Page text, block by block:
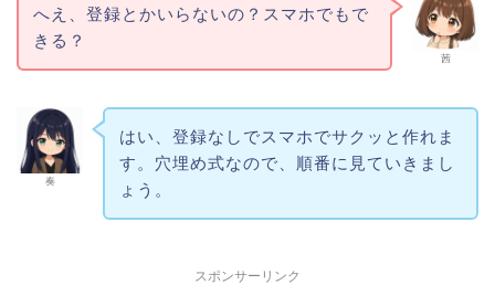
茜
へえ、登録とかいらないの？スマホでもで
きる？
奏
はい、登録なしでスマホでサクッと作れま
す。穴埋め式なので、順番に見ていきまし
ょう。
スポンサーリンク